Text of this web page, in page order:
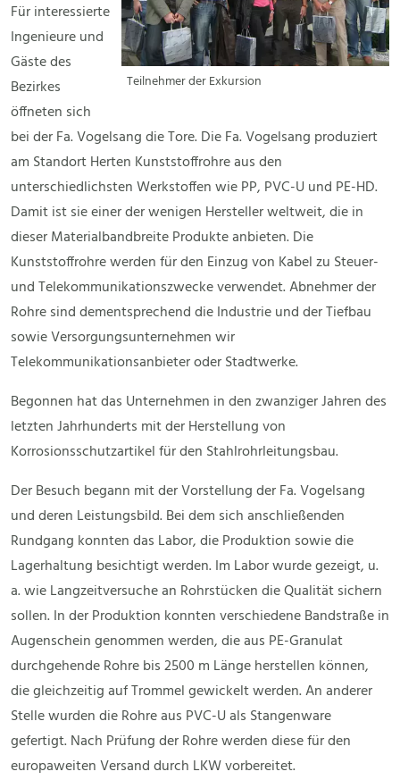
Teilnehmer der Exkursion
Für interessierte
Ingenieure und
Gäste des
Bezirkes
öffneten sich
bei der Fa. Vogelsang die Tore. Die Fa. Vogelsang produziert
am Standort Herten Kunststoffrohre aus den
unterschiedlichsten Werkstoffen wie PP, PVC-U und PE-HD.
Damit ist sie einer der wenigen Hersteller weltweit, die in
dieser Materialbandbreite Produkte anbieten. Die
Kunststoffrohre werden für den Einzug von Kabel zu Steuer-
und Telekommunikationszwecke verwendet. Abnehmer der
Rohre sind dementsprechend die Industrie und der Tiefbau
sowie Versorgungsunternehmen wir
Telekommunikationsanbieter oder Stadtwerke.
Begonnen hat das Unternehmen in den zwanziger Jahren des
letzten Jahrhunderts mit der Herstellung von
Korrosionsschutzartikel für den Stahlrohrleitungsbau.
Der Besuch begann mit der Vorstellung der Fa. Vogelsang
und deren Leistungsbild. Bei dem sich anschließenden
Rundgang konnten das Labor, die Produktion sowie die
Lagerhaltung besichtigt werden. Im Labor wurde gezeigt, u.
a. wie Langzeitversuche an Rohrstücken die Qualität sichern
sollen. In der Produktion konnten verschiedene Bandstraße in
Augenschein genommen werden, die aus PE-Granulat
durchgehende Rohre bis 2500 m Länge herstellen können,
die gleichzeitig auf Trommel gewickelt werden. An anderer
Stelle wurden die Rohre aus PVC-U als Stangenware
gefertigt. Nach Prüfung der Rohre werden diese für den
europaweiten Versand durch LKW vorbereitet.